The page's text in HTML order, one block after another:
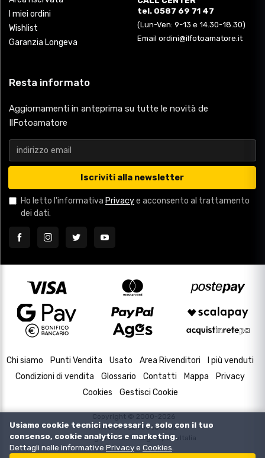
I miei ordini
Wishlist
Garanzia Longeva
tel. 0587 69 71 47
(Lun-Ven: 9-13 e 14.30-18.30)
Email ordini@ilfotoamatore.it
Resta informato
Aggiornamenti in anteprima su tutte le novità de
IlFotoamatore
Iscriviti alla newsletter
Ho letto l'informativa Privacye acconsento al trattamento
dei dati.
Chi siamo Punti Vendita Usato Area Rivenditori
I più venduti
Condizioni di vendita
Glossario Contatti Mappa
Privacy
Cookies
Gestisci Cookie
Copyright © 2000-2026
P.IVA e C.F. 02433630502
Housing and Web Design byDevItalia
Usiamo cookie tecnici necessari e, solo con il tuo
consenso, cookie analytics e marketing.
Dettagli nelle informative Privacye Cookies